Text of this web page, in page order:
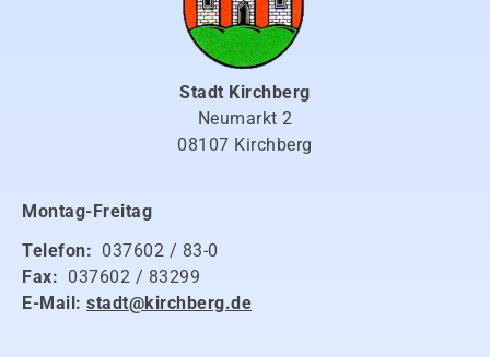
Stadt Kirchberg
Neumarkt 2
08107 Kirchberg
Montag-Freitag
Telefon: 037602 / 83-0
Fax: 037602 / 83299
E-Mail: stadt@kirchberg.de